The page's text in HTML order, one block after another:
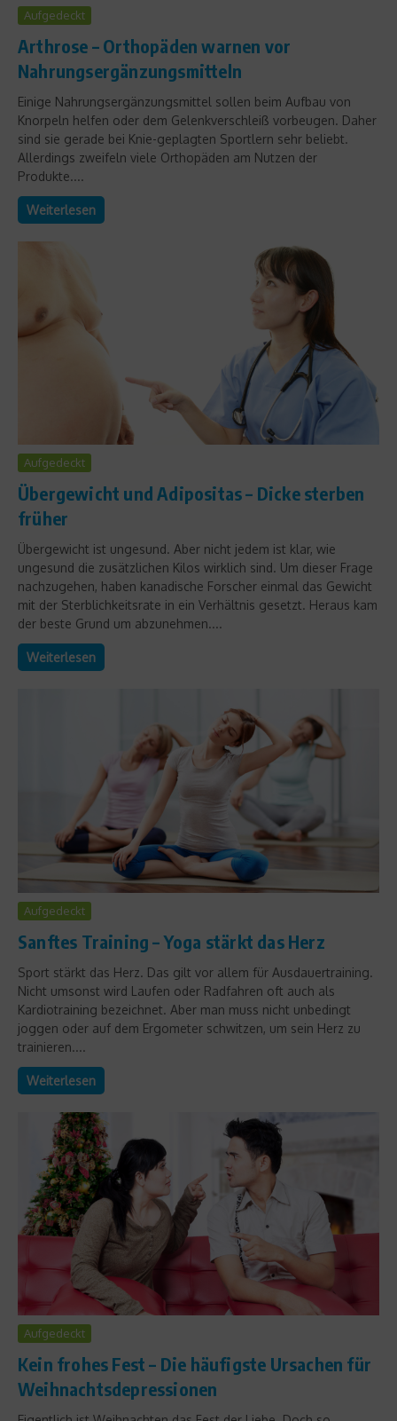
Aufgedeckt
Arthrose – Orthopäden warnen vor
Nahrungsergänzungsmitteln
Einige Nahrungsergänzungsmittel sollen beim Aufbau von
Knorpeln helfen oder dem Gelenkverschleiß vorbeugen. Daher
sind sie gerade bei Knie-geplagten Sportlern sehr beliebt.
Allerdings zweifeln viele Orthopäden am Nutzen der
Produkte....
Weiterlesen
Aufgedeckt
Übergewicht und Adipositas – Dicke sterben
früher
Übergewicht ist ungesund. Aber nicht jedem ist klar, wie
ungesund die zusätzlichen Kilos wirklich sind. Um dieser Frage
nachzugehen, haben kanadische Forscher einmal das Gewicht
mit der Sterblichkeitsrate in ein Verhältnis gesetzt. Heraus kam
der beste Grund um abzunehmen....
Weiterlesen
Aufgedeckt
Sanftes Training – Yoga stärkt das Herz
Sport stärkt das Herz. Das gilt vor allem für Ausdauertraining.
Nicht umsonst wird Laufen oder Radfahren oft auch als
Kardiotraining bezeichnet. Aber man muss nicht unbedingt
joggen oder auf dem Ergometer schwitzen, um sein Herz zu
trainieren....
Weiterlesen
Aufgedeckt
Kein frohes Fest – Die häufigste Ursachen für
Weihnachtsdepressionen